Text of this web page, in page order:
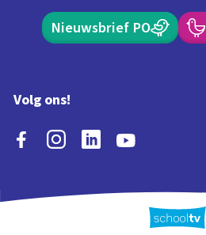
Nieuwsbrief PO
Volg ons!